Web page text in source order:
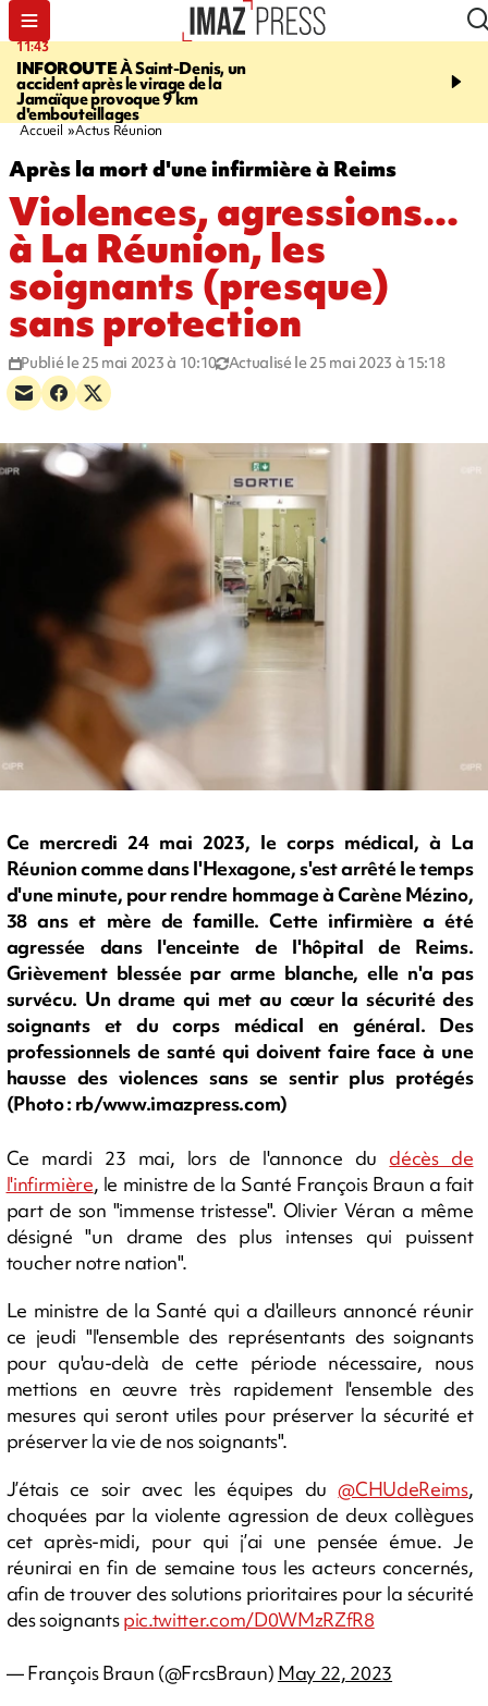
11:20
FESTIVITÉSGUAN DIle concours
de nouilles pimentées a enflammé les
papilles
10:46
décède en juillet, 18
Accueil Actus Réunion
Après la mort d'une infirmière à Reims
Violences, agressions...
à La Réunion, les
soignants (presque)
sans protection
Publié le 25 mai 2023 à 10:10 Actualisé le 25 mai 2023 à 15:18
Ce mercredi 24 mai 2023, le corps médical, à La
Réunion comme dans l'Hexagone, s'est arrêté le temps
d'une minute, pour rendre hommage à Carène Mézino,
38 ans et mère de famille. Cette infirmière a été
agressée dans l'enceinte de l'hôpital de Reims.
Grièvement blessée par arme blanche, elle n'a pas
survécu. Un drame qui met au cœur la sécurité des
soignants et du corps médical en général. Des
professionnels de santé qui doivent faire face à une
hausse des violences sans se sentir plus protégés
(Photo : rb/www.imazpress.com)
Ce mardi 23 mai, lors de l'annonce du décès de
l'infirmière, le ministre de la Santé François Braun a fait
part de son "immense tristesse". Olivier Véran a même
désigné "un drame des plus intenses qui puissent
toucher notre nation".
Le ministre de la Santé qui a d'ailleurs annoncé réunir
ce jeudi "l'ensemble des représentants des soignants
pour qu'au-delà de cette période nécessaire, nous
mettions en œuvre très rapidement l'ensemble des
mesures qui seront utiles pour préserver la sécurité et
préserver la vie de nos soignants".
J’étais ce soir avec les équipes du@CHUdeReims,
choquées par la violente agression de deux collègues
cet après-midi, pour qui j’ai une pensée émue. Je
réunirai en fin de semaine tous les acteurs concernés,
afin de trouver des solutions prioritaires pour la sécurité
des soignantspic.twitter.com/D0WMzRZfR8
— François Braun (@FrcsBraun) May 22, 2023